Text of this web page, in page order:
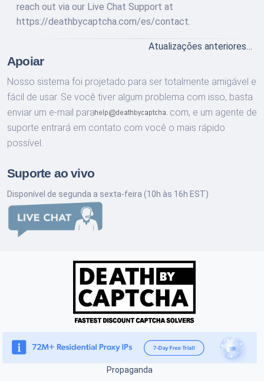
reach out via our Live Chat Support at
https://deathbycaptcha.com/es/contact.
Atualizações anteriores…
Apoiar
Nosso sistema foi projetado para ser totalmente amigável e
fácil de usar. Se você tiver algum problema com isso, basta
enviar um e-mail para
com, e um agente de
suporte entrará em contato com você o mais rápido
possível.
Suporte ao vivo
Disponível de segunda a sexta-feira (10h às 16h EST)
Propaganda